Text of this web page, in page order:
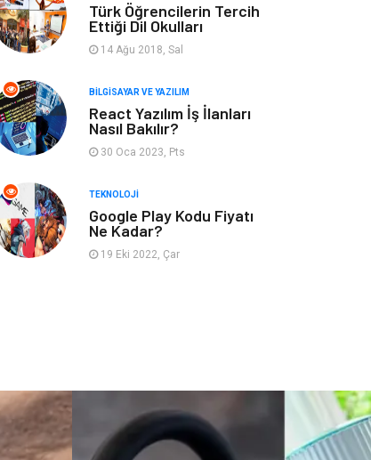
Endüstriyel
Ürünler
Ambalaj
Elektronik
ev dekorasyon Hediyelik Eşya
Dernekler ve
Birlikler
Pazarlama
İthalat İhracat
Kiralama
Servisleri
Türk Öğrencilerin Tercih
Ettiği Dil Okulları
14 Ağu 2018, Sal
BILGISAYAR VE YAZILIM
React Yazılım İş İlanları
Nasıl Bakılır?
30 Oca 2023, Pts
TEKNOLOJI
Google Play Kodu Fiyatı
Ne Kadar?
19 Eki 2022, Çar